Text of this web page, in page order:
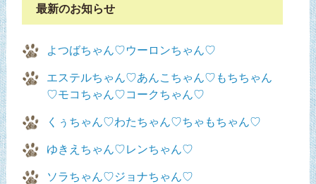
最新のお知らせ
よつばちゃん♡ウーロンちゃん♡
エステルちゃん♡あんこちゃん♡もちちゃん
♡モコちゃん♡コークちゃん♡
くぅちゃん♡わたちゃん♡ちゃもちゃん♡
ゆきえちゃん♡レンちゃん♡
ソラちゃん♡ジョナちゃん♡